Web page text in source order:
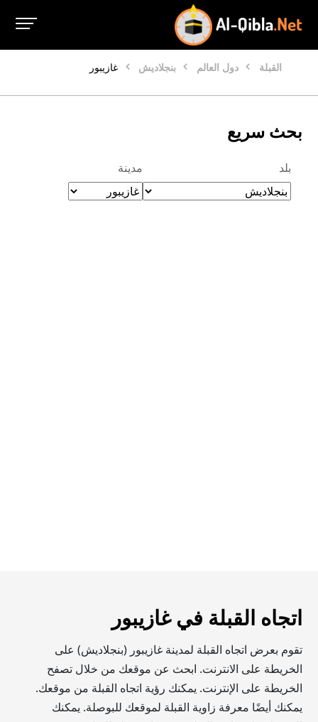
القبلة دول العالم بنجلاديش غازيبور
بحث سريع
بلد مدينة
اتجاه القبلة في غازيبور
تقوم بعرض اتجاه القبلة لمدينة غازيبور (بنجلاديش) على
الخريطة على الانترنت. ابحث عن موقعك من خلال تصفح
الخريطة على الإنترنت. يمكنك رؤية اتجاه القبلة من موقعك.
يمكنك أيضًا معرفة زاوية القبلة لموقعك للبوصلة. يمكنك